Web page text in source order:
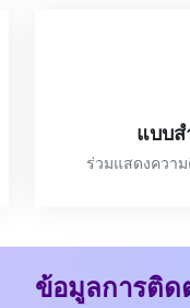
แบบส
ร่วมแสดงควา
ข้อมูลการติด